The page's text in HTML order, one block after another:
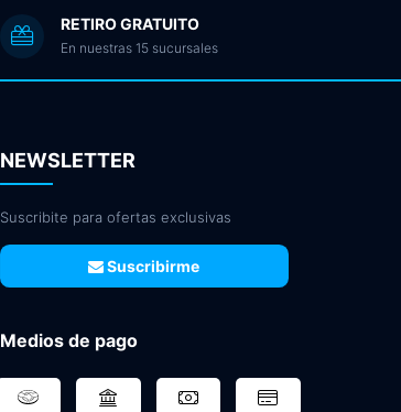
RETIRO GRATUITO
En nuestras 15 sucursales
NEWSLETTER
Suscribite para ofertas exclusivas
Suscribirme
Medios de pago